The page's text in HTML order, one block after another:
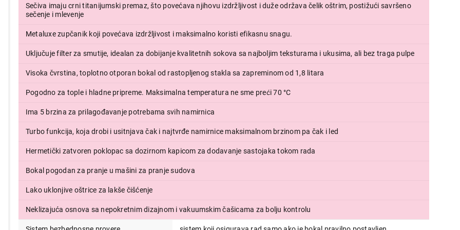
Sečiva imaju crni titanijumski premaz, što povećava njihovu izdržljivost i duže održava čelik oštrim, postižući savršeno
sečenje i mlevenje
Metaluxe zupčanik koji povećava izdržljivost i maksimalno koristi efikasnu snagu.
Uključuje filter za smutije, idealan za dobijanje kvalitetnih sokova sa najboljim teksturama i ukusima, ali bez traga pulpe
Visoka čvrstina, toplotno otporan bokal od rastopljenog stakla sa zapreminom od 1,8 litara
Pogodno za tople i hladne pripreme. Maksimalna temperatura ne sme preći 70 °C
Ima 5 brzina za prilagođavanje potrebama svih namirnica
Turbo funkcija, koja drobi i usitnjava čak i najtvrđe namirnice maksimalnom brzinom pa čak i led
Hermetički zatvoren poklopac sa dozirnom kapicom za dodavanje sastojaka tokom rada
Bokal pogodan za pranje u mašini za pranje sudova
Lako uklonjive oštrice za lakše čišćenje
Neklizajuća osnova sa nepokretnim dizajnom i vakuumskim čašicama za bolju kontrolu
8.999,00
CECOTEC Power Black
Proizvod je dodat u korpu.